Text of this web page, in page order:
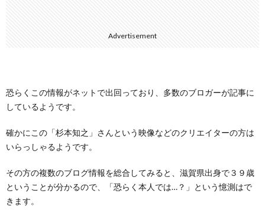
Advertisement
恐らくこの情報がネットで出回っており、多数のブロガーが記事に
しているようです。
確かにこの「杉本知之」さんという映像などのクリエイターの方は
いらっしゃるようです。
その方の複数のブログ情報を総合してみると、滋賀県出身で３９歳
ということが分かるので、「恐らく本人では…？」という憶測はで
きます。